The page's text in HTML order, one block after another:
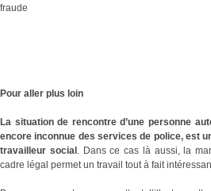
fraude
Pour aller plus loin
La situation de rencontre d’une personne
encore inconnue des services de police, est
travailleur social . Dans ce cas là aussi, la
cadre légal permet un travail tout à fait